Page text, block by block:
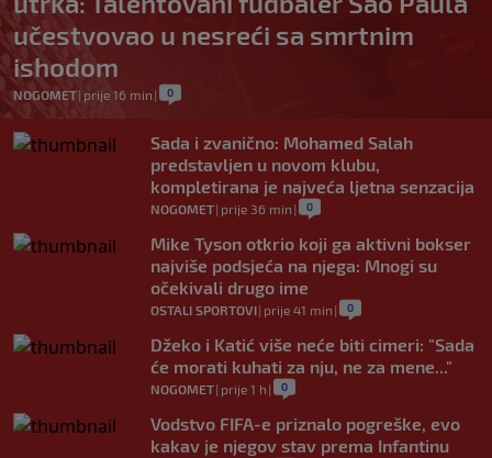
učestvovao u nesreći sa smrtnim
ishodom
NOGOMET| prije 16 min | 0
Sada i zvanično: Mohamed Salah
predstavljen u novom klubu,
kompletirana je najveća ljetna senzacija
NOGOMET| prije 36 min | 0
Mike Tyson otkrio koji ga aktivni bokser
najviše podsjeća na njega: Mnogi su
očekivali drugo ime
OSTALI SPORTOVI| prije 41 min | 0
Džeko i Katić više neće biti cimeri: "Sada
će morati kuhati za nju, ne za mene..."
NOGOMET| prije 1 h | 0
Vodstvo FIFA-e priznalo pogreške, evo
kakav je njegov stav prema Infantinu